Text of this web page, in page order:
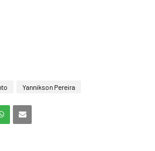
Yannikson Pereira